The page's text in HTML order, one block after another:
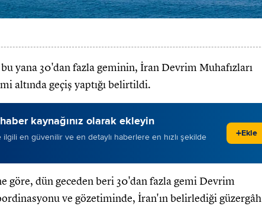
yana 30'dan fazla geminin, İran Devrim Muhafızları
altında geçiş yaptığı belirtildi.
kaynağınız olarak ekleyin
ilgili en güvenilir ve en detaylı haberlere en hızlı şekilde
+Ekle
göre, dün geceden beri 30'dan fazla gemi Devrim
ve gözetiminde, İran'ın belirlediği güzergâh